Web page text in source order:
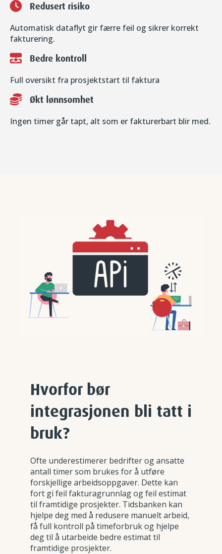
Redusert risiko
Automatisk dataflyt gir færre feil og sikrer korrekt
fakturering.
Bedre kontroll
Full oversikt fra prosjektstart til faktura
Økt lønnsomhet
Ingen timer går tapt, alt som er fakturerbart blir med.
Hvorfor bør
integrasjonen bli tatt i
bruk?
Ofte underestimerer bedrifter og ansatte
antall timer som brukes for å utføre
forskjellige arbeidsoppgaver. Dette kan
fort gi feil fakturagrunnlag og feil estimat
til framtidige prosjekter. Tidsbanken kan
hjelpe deg med å redusere manuelt arbeid,
få full kontroll på timeforbruk og hjelpe
deg til å utarbeide bedre estimat til
framtidige prosjekter.